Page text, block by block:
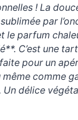
! La
par
le parfum
C’est une
pour un
comme
Un délice